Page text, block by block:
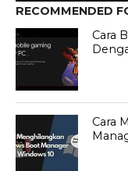
RECOMMENDED
Cara
Cara